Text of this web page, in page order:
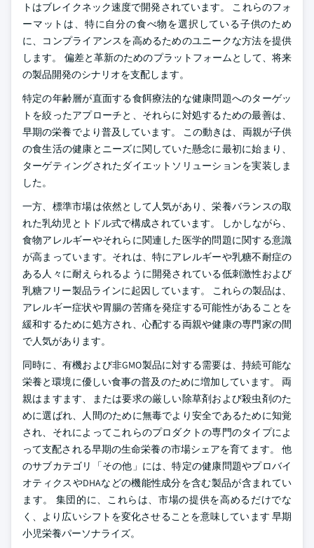
トはブレイクネック速度で開発されています。 これらのフォ
ーマットは、特に自分の食べ物を選択している子供のため
に、コンプライアンスを高めるためのユニークな方法を提供
します。 偏差と革新のためのプラットフォームとして、将来
の製品開発のシナリオを支配します。
特定の年齢層が直面する食餌療法的な健康問題へのターゲッ
トを絞ったアプローチと、それらに対処するための最善は、
早期の栄養でより普及しています。 この動きは、両親が子供
の食生活の健康とニーズに関していた懸念に最初に始まり、
ターゲティングされたダイエットソリューションを実装しま
した。
一方、標準市場は依然として人気があり、栄養バランスの取
れた乳幼児とトドル式で構成されています。 しかしながら、
食物アレルギーやそれらに関連した医学的問題に関する意識
が高まっています。それは、特にアレルギーや乳糖不耐症の
ある人々に耐えられるように開発されている低刺激性および
乳糖フリー製品ラインに起因しています。 これらの製品は、
アレルギー症状や胃腸の苦痛を発症する可能性があることを
緩和するために処方され、心配する両親や健康の専門家の間
で人気があります。
同時に、有機および非GMO製品に対する需要は、持続可能な
栄養と環境に優しい食事の普及のために増加しています。 両
親はますます、または要求の厳しい除草剤および殺虫剤のた
めに選ばれ、人間のために無毒でより安全であるために知覚
され、それによってこれらのプロダクトの専門のタイプによ
って支配される早期の生命栄養の市場シェアを育てます。 他
のサブカテゴリ「その他」には、特定の健康問題やプロバイ
オティクスやDHAなどの機能性成分を含む製品が含まれてい
ます。 集団的に、これらは、市場の提供を高めるだけでな
く、より広いシフトを変化させることを意味しています 早期
小児栄養パーソナライズ。